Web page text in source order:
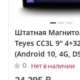
Штатная
Teyes CC3L 9"
(Android 10, 4G,
для SsangYong
2005 - 2011
0 Нет в наличии